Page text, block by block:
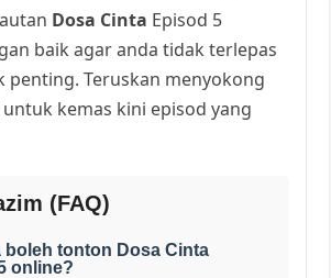
Dosa Cinta Episod 5
baik agar anda tidak terlepas
penting. Teruskan menyokong
kemas kini episod yang
(FAQ)
boleh tonton Dosa Cinta
online?